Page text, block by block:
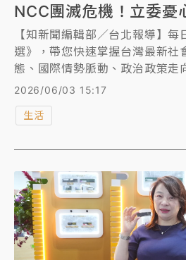
NCC團滅危機！立委憂
【知新聞編輯部／台北報導】
選》，帶您快速掌握台灣最新社
態、國際情勢脈動、政治政策走
報，幫助讀者全面了解正在發生
2026/06/03 15:17
生活